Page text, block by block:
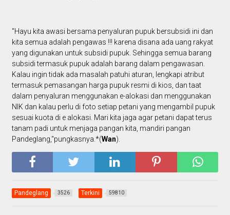
"Hayu kita awasi bersama penyaluran pupuk bersubsidi ini dan
kita semua adalah pengawas !!! karena disana ada uang rakyat
yang digunakan untuk subsidi pupuk. Sehingga semua barang
subsidi termasuk pupuk adalah barang dalam pengawasan.
Kalau ingin tidak ada masalah patuhi aturan, lengkapi atribut
termasuk pemasangan harga pupuk resmi di kios, dan taat
dalam penyaluran menggunakan e-alokasi dan menggunakan
NIK dan kalau perlu di foto setiap petani yang mengambil pupuk
sesuai kuota di e alokasi. Mari kita jaga agar petani dapat terus
tanam padi untuk menjaga pangan kita, mandiri pangan
Pandeglang,"pungkasnya.*(Wan).
Pandeglang 3526 Terkini 59810